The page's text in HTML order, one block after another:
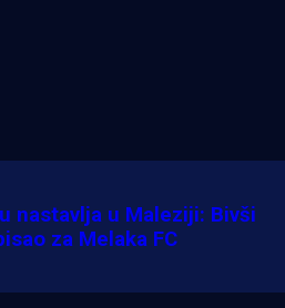
nastavlja u Maleziji: Bivši
za Melaka FC